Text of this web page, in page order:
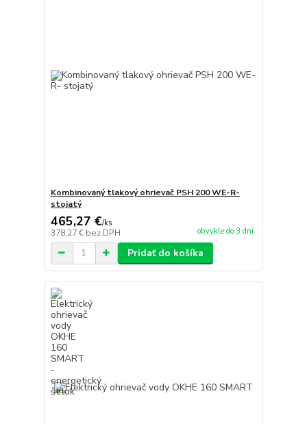
Kombinovaný tlakový ohrievač PSH 200 WE-R-
stojatý
465,27 €/ks
378,27 € bez DPH obvykle do 3 dní
Pridať do košíka